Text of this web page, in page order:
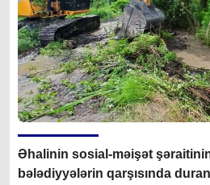
Əhalinin sosial-məişət şəraitinin
bələdiyyələrin qarşısında